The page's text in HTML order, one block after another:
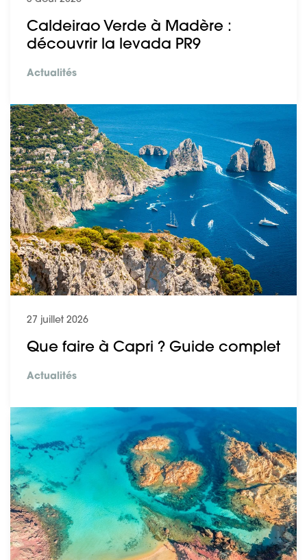
Caldeirao Verde à Madère :
découvrir la levada PR9
Actualités
27 juillet 2026
Que faire à Capri ? Guide complet
Actualités